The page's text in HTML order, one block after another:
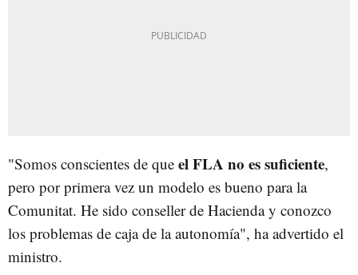
"Somos conscientes de que el FLA no es suficiente,
pero por primera vez un modelo es bueno para la
Comunitat. He sido conseller de Hacienda y conozco
los problemas de caja de la autonomía", ha advertido el
ministro.